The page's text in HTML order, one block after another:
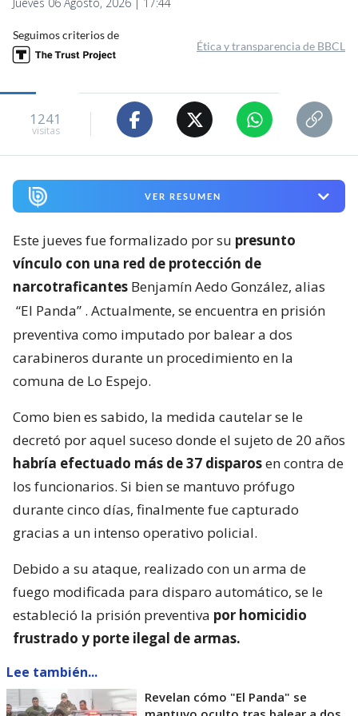
Jueves 06 Agosto, 2026 | 17:44
Seguimos criterios de
Ética y transparencia de BBCL
1241
visitas
VER RESUMEN
Este jueves fue formalizado por su presunto
vínculo con una red de protección de
narcotraficantes Benjamín Aedo González, alias
“El Panda” . Actualmente, se encuentra en prisión
preventiva como imputado por balear a dos
carabineros durante un procedimiento en la
comuna de Lo Espejo.
Como bien es sabido, la medida cautelar se le
decretó por aquel suceso donde el sujeto de 20 años
habría efectuado más de 37 disparosen contra de
los funcionarios. Si bien se mantuvo prófugo
durante cinco días, finalmente fue capturado
gracias a un intenso operativo policial.
Debido a su ataque, realizado con un arma de
fuego modificada para disparo automático, se le
estableció la prisión preventiva por homicidio
frustrado y porte ilegal de armas.
Lee también...
Revelan cómo "El Panda" se